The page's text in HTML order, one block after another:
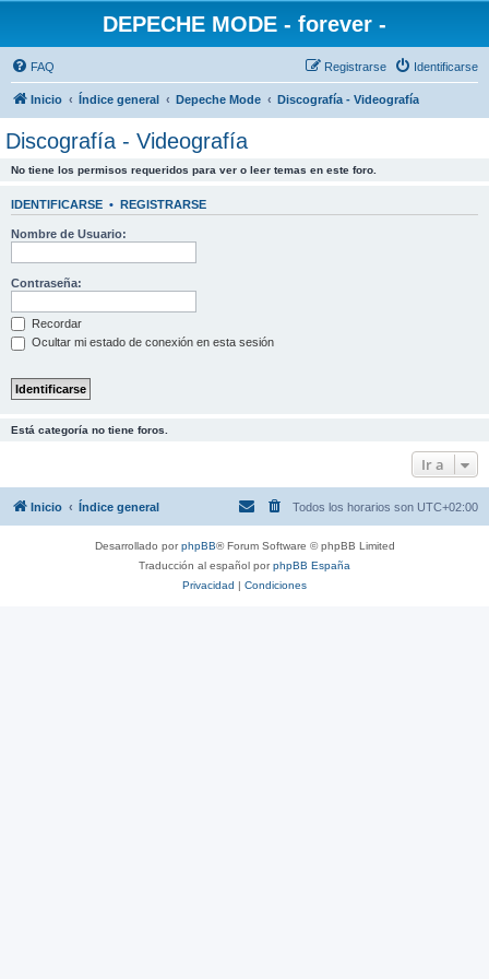
DEPECHE MODE - forever -
FAQ Identificarse
Registrarse
Inicio Índice general Depeche Mode Discografía - Videografía
Discografía - Videografía
No tiene los permisos requeridos para ver o leer temas en este foro.
IDENTIFICARSE • REGISTRARSE
Nombre de Usuario:
Contraseña:
Recordar
Ocultar mi estado de conexión en esta sesión
Está categoría no tiene foros.
Ir a
Inicio Índice general Todos los horarios son UTC+02:00
Desarrollado porphpBB® Forum Software © phpBB Limited
Traducción al español porphpBB España
Privacidad | Condiciones